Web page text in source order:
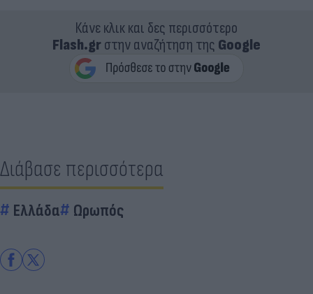
Κάνε κλικ και δες περισσότερο
Flash.grστην αναζήτηση της Google
Διάβασε περισσότερα
Ελλάδα Ωρωπός